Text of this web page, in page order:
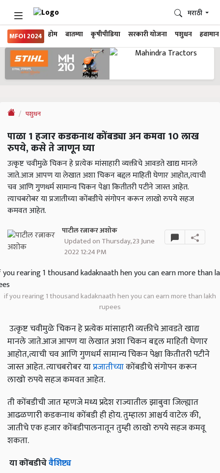
MFOI 2024 होम बातम्या कृषीपीडिया सरकारी योजना पशुधन हवामान
मराठी
पशुधन
पाळा 1 हजार कडकनाथ कोंबड्या अन कमवा 10 लाख
रुपये, कसे ते जाणून घ्या
उत्कृष्ट चवीमुळे चिकन हे प्रत्येक मांसाहारी व्यक्तीचे आवडते खाद्य मानले
जाते.आज आपण या लेखात अशा चिकन बद्दल माहिती घेणार आहोत,त्याची
चव आणि गुणधर्म सामान्य चिकन पेक्षा कितीतरी पटीने जास्त आहेत.
त्याचबरोबर या प्रजातीच्या कोंबडीचे संगोपन करून लाखो रुपये सहज
कमवत आहेत.
पाटील रत्नाकर अशोक
Updated on Thursday, 23 June
2022 12:24 PM
if you rearing 1 thousand kadaknaath hen you can earn more than lakh
rupees
उत्कृष्ट चवीमुळे चिकन हे प्रत्येक मांसाहारी व्यक्तीचे आवडते खाद्य
मानले जाते.आज आपण या लेखात अशा चिकन बद्दल माहिती घेणार
आहोत,त्याची चव आणि गुणधर्म सामान्य चिकन पेक्षा कितीतरी पटीने
जास्त आहेत. त्याचबरोबर याप्रजातीच्याकोंबडीचे संगोपन करून
लाखो रुपये सहज कमवत आहेत.
ती कोंबडीची जात म्हणजे मध्य प्रदेश राज्यातील झाबुवा जिल्ह्यात
आढळणारी कडकनाथ कोंबडी ही होय. तुम्हाला आश्चर्य वाटेल की,
जातीचे एक हजार कोंबडीपालनातून तुम्ही लाखो रुपये सहज कमवू
शकता.
याकोंबडीचेवैशिष्ट्य